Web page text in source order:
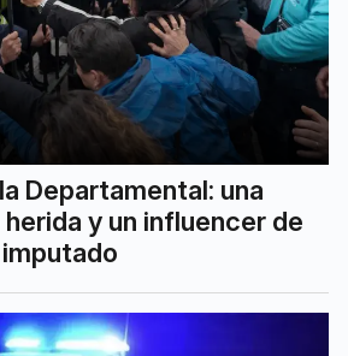
Departamental: una
y un influencer de